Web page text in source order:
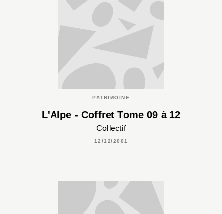
PATRIMOINE
L'Alpe - Coffret Tome 09 à 12
Collectif
12/12/2001